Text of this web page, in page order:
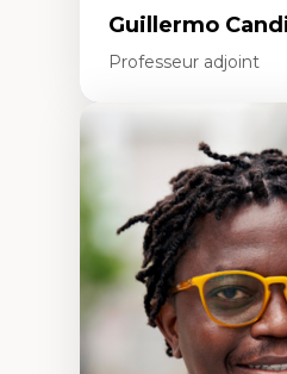
Guillermo
Professeur adjoint
Expertises
Trajectoires
Migrations forcées
Études des frontières;
des migrations
Politiques migratoires
Réfugiés
Demandeurs d’asile
Migrations irrégulières
Migrations
Migration et
Migration et